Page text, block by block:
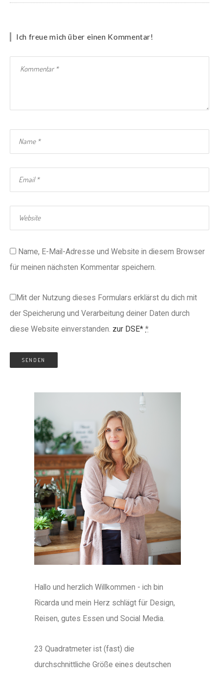
Ich freue mich über einen Kommentar!
Name, E-Mail-Adresse und Website in diesem Browser
für meinen nächsten Kommentar speichern.
Mit der Nutzung dieses Formulars erklärst du dich mit
der Speicherung und Verarbeitung deiner Daten durch
diese Website einverstanden. zur DSE* *
Hallo und herzlich Willkommen - ich bin
Ricarda und mein Herz schlägt für Design,
Reisen, gutes Essen und Social Media.
23 Quadratmeter ist (fast) die
durchschnittliche Größe eines deutschen